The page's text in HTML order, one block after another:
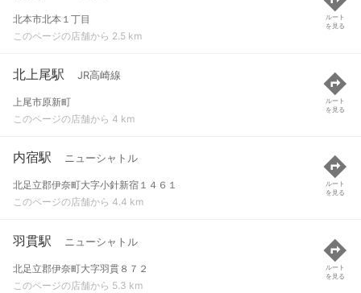
北本市北本１丁目
このページの店舗から 2.5 km
ルート
を見る
北上尾駅 JR高崎線
上尾市原新町
このページの店舗から 4 km
ルート
を見る
内宿駅 ニューシャトル
北足立郡伊奈町大字小針新宿１４６１
このページの店舗から 4.4 km
ルート
を見る
羽貫駅 ニューシャトル
北足立郡伊奈町大字羽貫８７２
このページの店舗から 5.3 km
ルート
を見る